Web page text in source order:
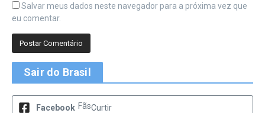
Salvar meus dados neste navegador para a próxima vez que
eu comentar.
Sair do Brasil
Facebook FãsCurtir